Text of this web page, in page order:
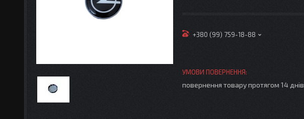
+380 (99) 759-18-88
повернення товару протягом 14 днів